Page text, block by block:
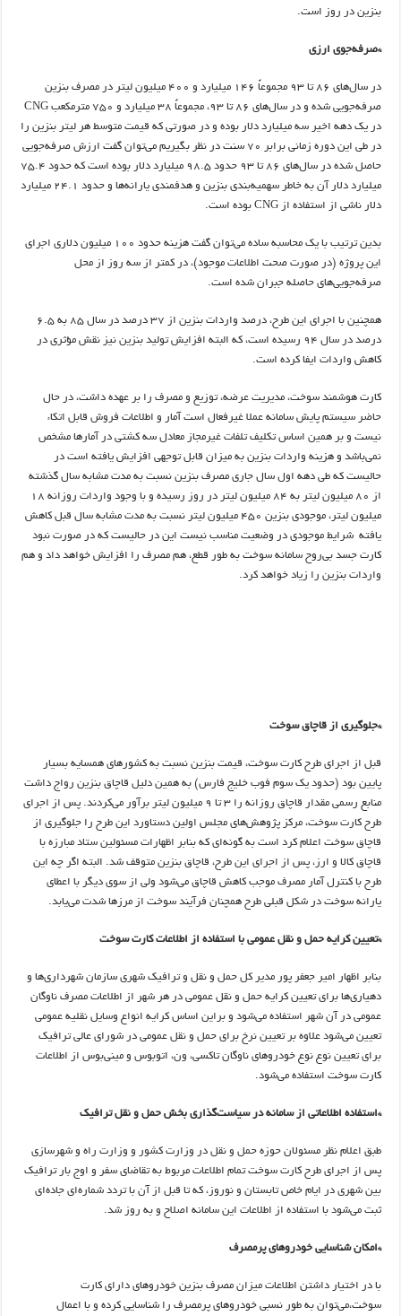
بنزین در روز است.
*صرفه‌جوی ارزی
در سال‌های 86 تا 93 مجموعاً 146 میلیارد و 400 میلیون لیتر در مصرف بنزین
صرفه‌جویی شده و در سال‌های 86 تا 93، مجموعاً 38 میلیارد و 750 مترمکعب CNG
در یک دهه اخیر سه میلیارد دلار بوده و در صورتی که قیمت متوسط هر لیتر بنزین را
در طی این دوره زمانی برابر 70 سنت در نظر بگیریم می‌توان گفت ارزش صرفه‌جویی
حاصل شده در سال‌های 86 تا 93 حدود 98.5 میلیارد دلار بوده است که حدود 75.4
میلیارد دلار آن به خاطر سهمیه‌بندی بنزین و هدفمندی یارانه‌ها و حدود 24.1 میلیارد
دلار ناشی از استفاده از CNG بوده است.
بدین ترتیب با یک محاسبه ساده می‌توان گفت هزینه حدود 100 میلیون دلاری اجرای
این پروژه (در صورت صحت اطلاعات موجود)، در کمتر از سه روز از محل
صرفه‌جویی‌های حاصله جبران شده است.
همچنین با اجرای این طرح، درصد واردات بنزین از 37 درصد در سال 85 به 6.5
درصد در سال 94 رسیده است، که البته افزایش تولید بنزین نیز نقش مؤثری در
کاهش واردات ایفا کرده است.
کارت هوشمند سوخت، مدیریت عرضه، توزیع و مصرف را بر عهده داشت، در حال
حاضر سیستم پایش سامانه عملا غیرفعال است آمار و اطلاعات فروش قابل اتکاء
نیست و بر همین اساس تکلیف تلفات غیرمجاز معادل سه کشتی در آمارها مشخص
نمی‌باشد و هزینه واردات بنزین به میزان قابل توجهی افزایش یافته است در
حالیست که طی دهه اول سال جاری مصرف بنزین نسبت به مدت مشابه سال گذشته
از 80 میلیون لیتر به 84 میلیون لیتر در روز رسیده و با وجود واردات روزانه 18
میلیون لیتر، موجودی بنزین 450 میلیون لیتر نسبت به مدت مشابه سال قبل کاهش
یافته شرایط موجودی در وضعیت مناسب نیست این در حالیست که در صورت نبود
کارت جسد بی‌روح سامانه سوخت به طور قطع، هم مصرف را افزایش خواهد داد و هم
واردات بنزین را زیاد خواهد کرد.
*جلوگیری از قاچاق سوخت
قبل از اجرای طرح کارت سوخت، قیمت بنزین نسبت به کشورهای همسایه بسیار
پایین بود (حدود یک سوم فوب خلیج فارس) به همین دلیل قاچاق بنزین رواج داشت
منابع رسمی مقدار قاچاق روزانه را 3 تا 9 میلیون لیتر برآور می‌کردند. پس از اجرای
طرح کارت سوخت، مرکز پژوهش‌های مجلس اولین دستاورد این طرح را جلوگیری از
قاچاق سوخت اعلام کرد است به گونه‌ای که بنابر اظهارات مسئولین ستاد مبارزه با
قاچاق کالا و ارز، پس از اجرای این طرح، قاچاق بنزین متوقف شد. البته اگر چه این
طرح با کنترل آمار مصرف موجب کاهش قاچاق می‌شود ولی از سوی دیگر با اعطای
یارانه سوخت در شکل قبلی طرح همچنان فرآیند سوخت از مرزها شدت می‌یابد.
*تعیین کرایه حمل و نقل عمومی با استفاده از اطلاعات کارت سوخت
بنابر اظهار امیر جعفر پور مدیر کل حمل و نقل و ترافیک شهری سازمان شهرداری‌ها و
دهیاری‌ها برای تعیین کرایه حمل و نقل عمومی در هر شهر از اطلاعات مصرف ناوگان
عمومی در آن شهر استفاده می‌شود و براین اساس کرایه انواع وسایل نقلیه عمومی
تعیین می‌شود علاوه بر تعیین نرخ برای حمل و نقل عمومی در شورای عالی ترافیک
برای تعیین نوع نوع خودروهای ناوگان تاکسی، ون، اتوبوس و مینی‌بوس از اطلاعات
کارت سوخت استفاده می‌شود.
*استفاده اطلاعاتی از سامانه در سیاست‌گذاری بخش حمل و نقل ترافیک
طبق اعلام نظر مسئولان حوزه حمل و نقل در وزارت کشور و وزارت راه و شهرسازی
پس از اجرای طرح کارت سوخت تمام اطلاعات مربوط به تقاضای سفر و اوج بار ترافیک
بین شهری در ایام خاص تابستان و نوروز، که تا قبل از آن با تردد شماره‌ای جاده‌ای
ثبت می‌شود با استفاده از اطلاعات این سامانه اصلاح و به روز شد.
*امکان شناسایی خودروهای پرمصرف
با در اختیار داشتن اطلاعات میزان مصرف بنزین خودروهای دارای کارت
سوخت،‌می‌توان به طور نسبی خودروهای پرمصرف را شناسایی کرده و با اعمال